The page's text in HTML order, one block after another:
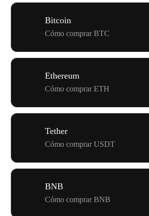
Bitcoin
Cómo comprar BTC
Ethereum
Cómo comprar ETH
Tether
Cómo comprar USDT
BNB
Cómo comprar BNB